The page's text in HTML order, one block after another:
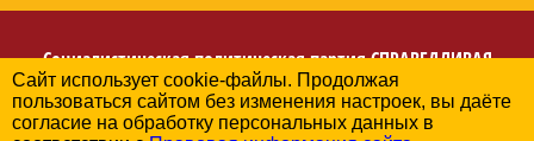
Социалистическая политическая партияСПРАВЕДЛИВАЯ
РОССИЯ
Региональное отделение партии в Калужской области
Сайт использует cookie-файлы. Продолжая
пользоваться сайтом без изменения настроек, вы даёте
согласие на обработку персональных данных в